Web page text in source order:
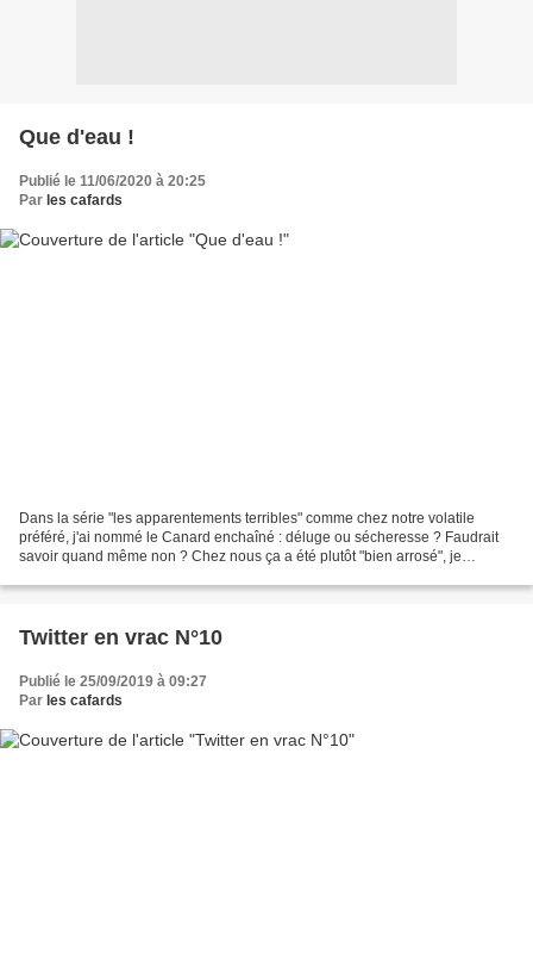
Que d'eau !
Publié le 11/06/2020 à 20:25
Par les cafards
Dans la série "les apparentements terribles" comme chez notre volatile
préféré, j'ai nommé le Canard enchaîné : déluge ou sécheresse ? Faudrait
savoir quand même non ? Chez nous ça a été plutôt "bien arrosé", je
Twitter en vrac N°10
Publié le 25/09/2019 à 09:27
Par les cafards